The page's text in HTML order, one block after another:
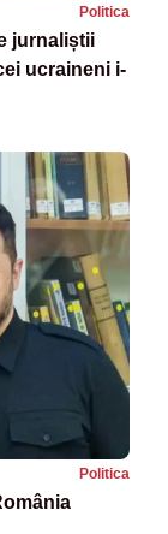
Politica
jurnaliștii
ucraineni i-
Politica